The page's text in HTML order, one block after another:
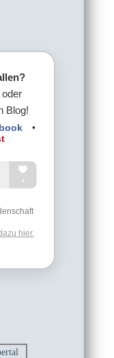
Blog!
•
hier.